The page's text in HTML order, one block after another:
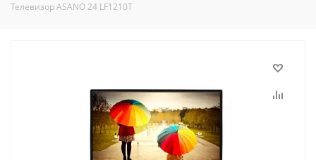
Телевизор ASANO 24 LF1210T